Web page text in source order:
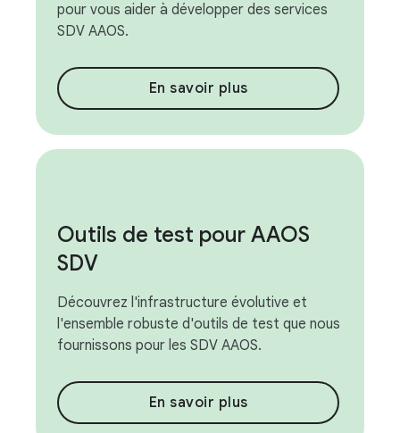
pour vous aider à développer des services
SDV AAOS.
En savoir plus
Outils de test pour AAOS
SDV
Découvrez l'infrastructure évolutive et
l'ensemble robuste d'outils de test que nous
fournissons pour les SDV AAOS.
En savoir plus